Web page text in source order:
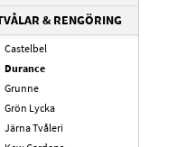
& RENGÖRING
Castelbel
Durance
Grunne
Grön Lycka
Järna Tvåleri